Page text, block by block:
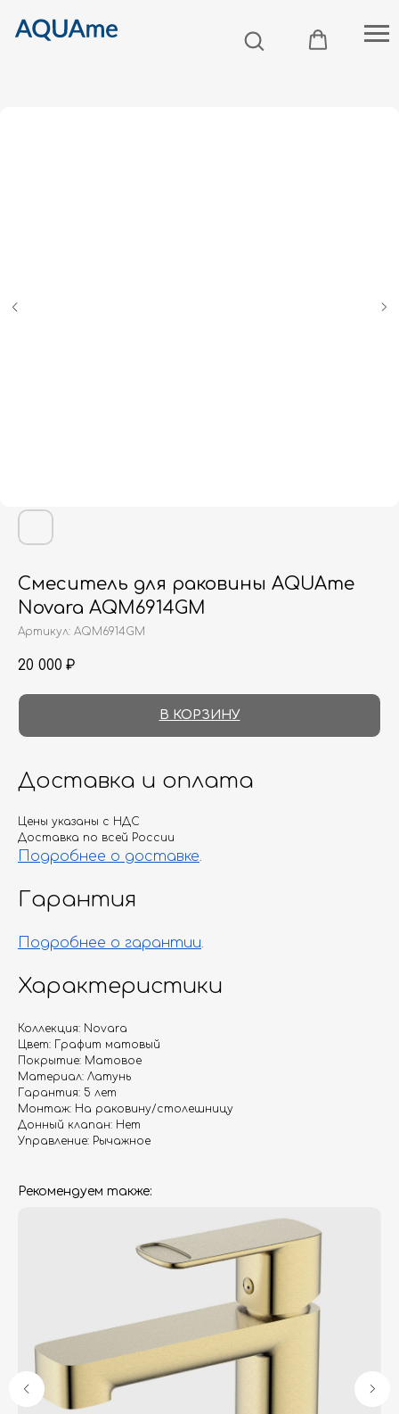
Смеситель для раковины AQUAme
Novara AQM6914GM
Артикул: AQM6914GM
20 000 ₽
В КОРЗИНУ
Доставка и оплата
Цены указаны с НДС
Доставка по всей России
Подробнее о доставке.
Гарантия
Подробнее о гарантии.
Характеристики
Коллекция: Novara
Цвет: Графит матовый
Покрытие: Матовое
Материал: Латунь
Гарантия: 5 лет
Монтаж: На раковину/столешницу
Донный клапан: Нет
Управление: Рычажное
Рекомендуем также:
Доставка и оплата
Москва, Новопесчаная улица, 19к1
+7 (495) 782-78-74